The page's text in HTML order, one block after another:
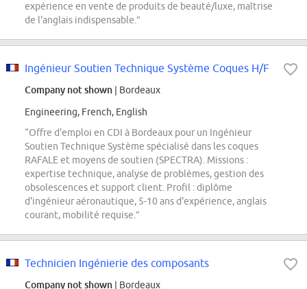
expérience en vente de produits de beauté/luxe, maîtrise
de l'anglais indispensable.”
Ingénieur Soutien Technique Système Coques H/F
Company not shown | Bordeaux
Engineering, French, English
“Offre d'emploi en CDI à Bordeaux pour un Ingénieur
Soutien Technique Système spécialisé dans les coques
RAFALE et moyens de soutien (SPECTRA). Missions :
expertise technique, analyse de problèmes, gestion des
obsolescences et support client. Profil : diplôme
d'ingénieur aéronautique, 5-10 ans d'expérience, anglais
courant, mobilité requise.”
Technicien Ingénierie des composants
Company not shown | Bordeaux